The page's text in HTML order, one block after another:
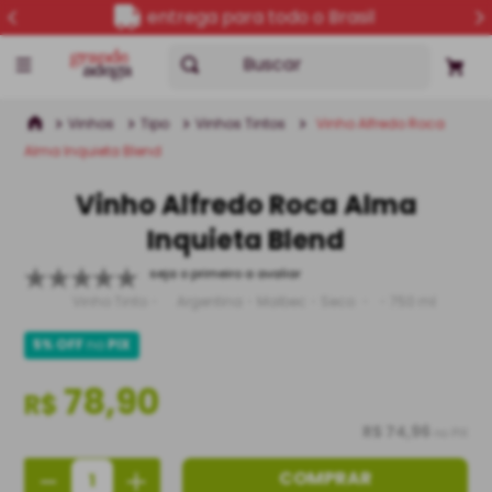
entrega para todo o Brasil
Buscar
Vinhos Tipo Vinhos Tintos
Vinho Alfredo Roca
Alma Inquieta Blend
Vinho Alfredo Roca Alma
Inquieta Blend
seja o primeiro a avaliar
5% OFFnoPIX
R$78,90
R$ 74,96
＋
－ COMPRAR